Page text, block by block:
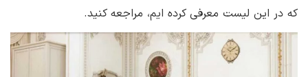
که در این لیست معرفی کرده ایم، مراجعه کنید.